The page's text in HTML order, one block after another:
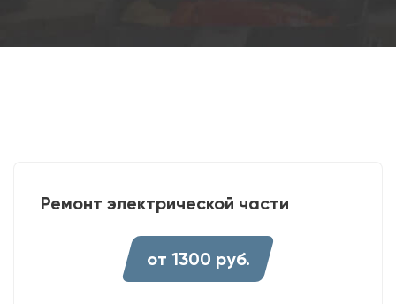
Ремонт электрической части
от 1300 руб.